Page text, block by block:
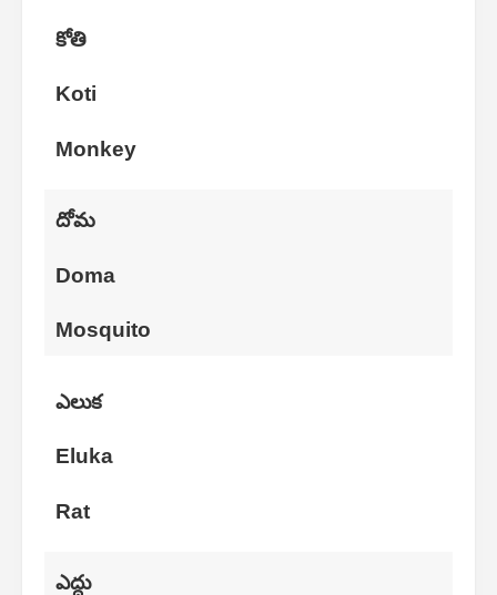
కోతి
Koti
Monkey
దోమ
Doma
Mosquito
ఎలుక
Eluka
Rat
ఎద్దు